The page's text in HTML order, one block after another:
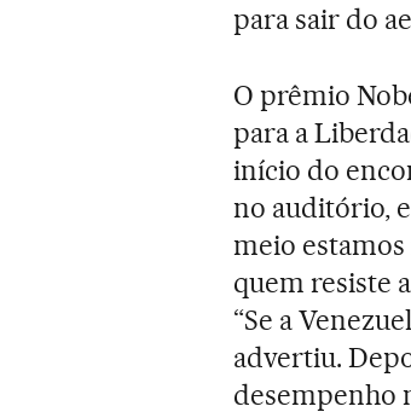
para sair do
O prêmio
para a
início do
no auditório,
meio
quem resiste
“Se a
advertiu.
desempenho